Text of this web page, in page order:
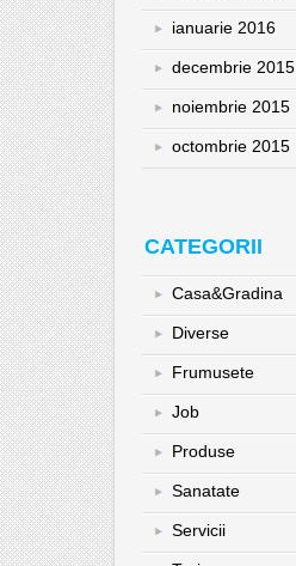
ianuarie 2016
decembrie 2015
noiembrie 2015
octombrie 2015
CATEGORII
Casa&Gradina
Diverse
Frumusete
Job
Produse
Sanatate
Servicii